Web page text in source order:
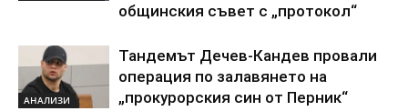
общинския съвет с „протокол“
АНАЛИЗИ
Тандемът Дечев-Кандев провали
операция по залавянето на
„прокурорския син от Перник“